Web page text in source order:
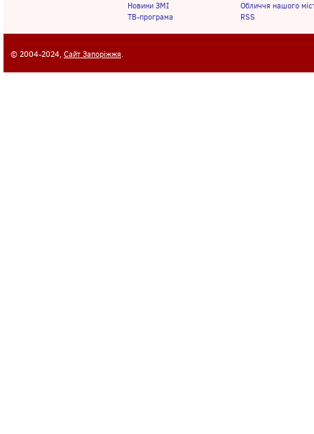
Новини ЗМІ
ТВ-програма
Обличчя нашого
RSS
© 2004-2024, Сайт Запоріжжя.